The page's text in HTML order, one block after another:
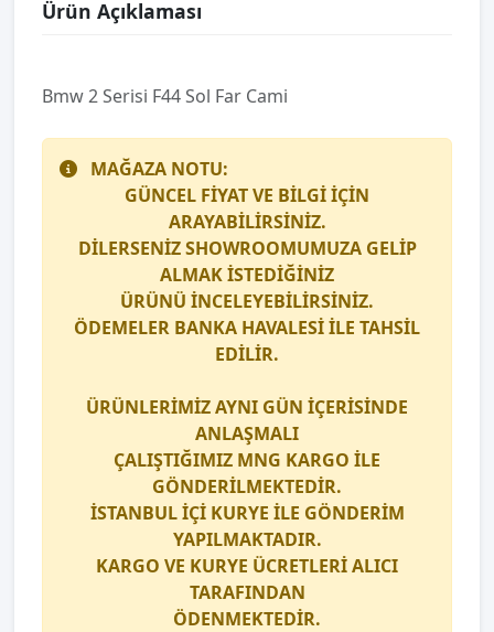
Ürün Açıklaması
Bmw 2 Seri̇si̇ F44 Sol Far Cami
MAĞAZA NOTU:
GÜNCEL FİYAT VE BİLGİ İÇİN
ARAYABİLİRSİNİZ.
DİLERSENİZ SHOWROOMUMUZA GELİP
ALMAK İSTEDİĞİNİZ
ÜRÜNÜ İNCELEYEBİLİRSİNİZ.
ÖDEMELER BANKA HAVALESİ İLE TAHSİL
EDİLİR.
ÜRÜNLERİMİZ AYNI GÜN İÇERİSİNDE
ANLAŞMALI
ÇALIŞTIĞIMIZ MNG KARGO İLE
GÖNDERİLMEKTEDİR.
İSTANBUL İÇİ KURYE İLE GÖNDERİM
YAPILMAKTADIR.
KARGO VE KURYE ÜCRETLERİ ALICI
TARAFINDAN
ÖDENMEKTEDİR.